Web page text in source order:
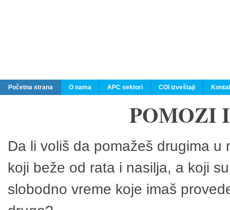
Početna strana O nama APC sektori COI izveštaji
POMOZI
Da li voliš da pomažeš drugima
koji beže od rata i nasilja, a koji
slobodno vreme koje imaš